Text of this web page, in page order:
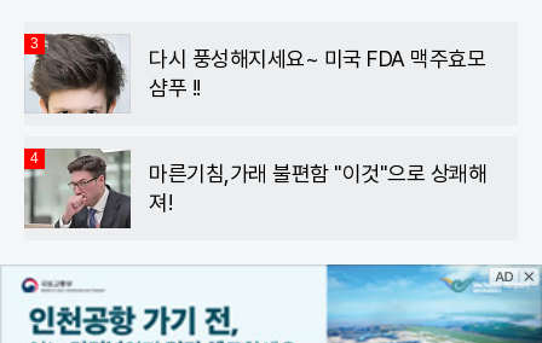
3
다시 풍성해지세요~ 미국 FDA 맥주효모
샴푸 !!
4
마른기침,가래 불편함 "이것"으로 상쾌해
져!